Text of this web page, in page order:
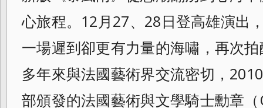
心旅程。12月27、28日登高雄演出
一場遲到卻更有力量的海嘯，再次
多年來與法國藝術界交流密切，
部頒發的法國藝術與文學騎士勳章